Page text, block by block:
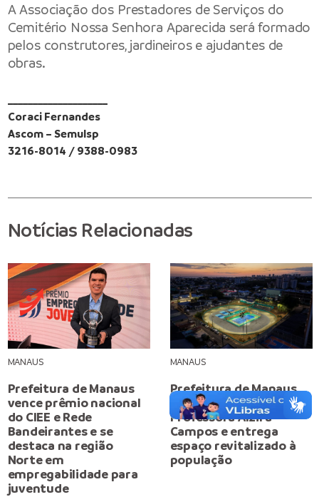
A Associação dos Prestadores de Serviços do
Cemitério Nossa Senhora Aparecida será formado
pelos construtores, jardineiros e ajudantes de
obras.
Coraci Fernandes
Ascom – Semulsp
3216-8014 / 9388-0983
Notícias Relacionadas
MANAUS
Prefeitura de Manaus
vence prêmio nacional
do CIEE e Rede
Bandeirantes e se
destaca na região
Norte em
empregabilidade para
juventude
MANAUS
Prefeitura de Manaus
reinaugura Velódromo
Professora Alzira
Campos e entrega
espaço revitalizado à
população